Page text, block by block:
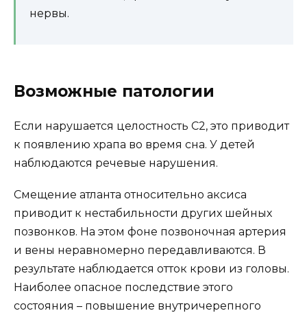
нервы.
Возможные патологии
Если нарушается целостность С2, это приводит
к появлению храпа во время сна. У детей
наблюдаются речевые нарушения.
Смещение атланта относительно аксиса
приводит к нестабильности других шейных
позвонков. На этом фоне позвоночная артерия
и вены неравномерно передавливаются. В
результате наблюдается отток крови из головы.
Наиболее опасное последствие этого
состояния – повышение внутричерепного